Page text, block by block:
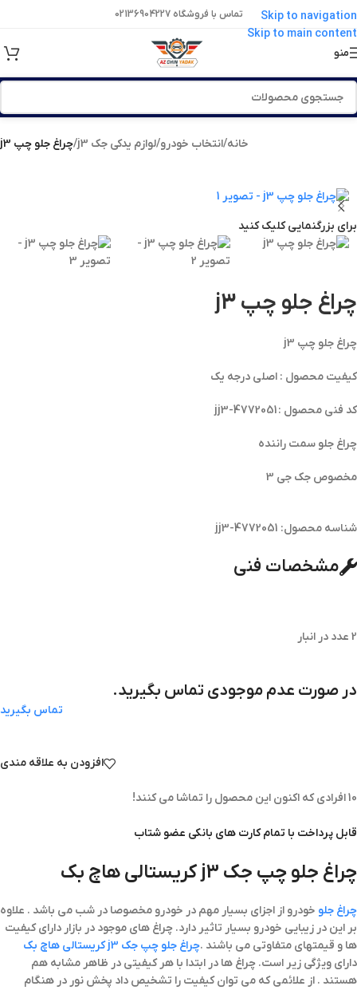
Skip to navigation
Skip to main content
تماس با فروشگاه 02136904227
منو
خانه/انتخاب خودرو/لوازم یدکی جک j3 /چراغ جلو چپ j3
برای بزرگنمایی کلیک کنید
چراغ جلو چپ j3
چراغ جلو چپ j3
کیفیت محصول : اصلی درجه یک
کد فنی محصول : jj3-4772051
چراغ جلو سمت راننده
مخصوص جک جی 3
شناسه محصول: jj3-4772051
مشخصات فنی
2 عدد در انبار
در صورت عدم موجودی تماس بگیرید.
تماس بگیرید
افزودن به علاقه مندی
10افرادی که اکنون این محصول را تماشا می کنند!
قابل پرداخت با تمام کارت های بانکی عضو شتاب
چراغ جلو چپ جک j3 کریستالی هاچ بک
چراغ جلو خودرو از اجزای بسیار مهم در خودرو مخصوصا در شب می باشد . علاوه
بر این در زیبایی خودرو بسیار تاثیر دارد. چراغ های موجود در بازار دارای کیفیت
ها و قیمتهای متفاوتی می باشند .چراغ جلو چپ جک j3 کریستالی هاچ بک
دارای ویژگی زیر است. چراغ ها در ابتدا با هر کیفیتی در ظاهر مشابه هم
هستند . از علائمی که می توان کیفیت را تشخیص داد پخش نور در هنگام